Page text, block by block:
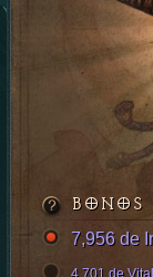
7,956 de
4,701 de